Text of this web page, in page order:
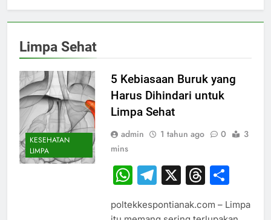
Limpa Sehat
KESEHATAN
LIMPA
5 Kebiasaan Buruk yang
Harus Dihindari untuk
Limpa Sehat
admin 1 tahun ago 0
3
mins
WhatsApp
Telegram
X
poltekkespontianak.com – Limpa